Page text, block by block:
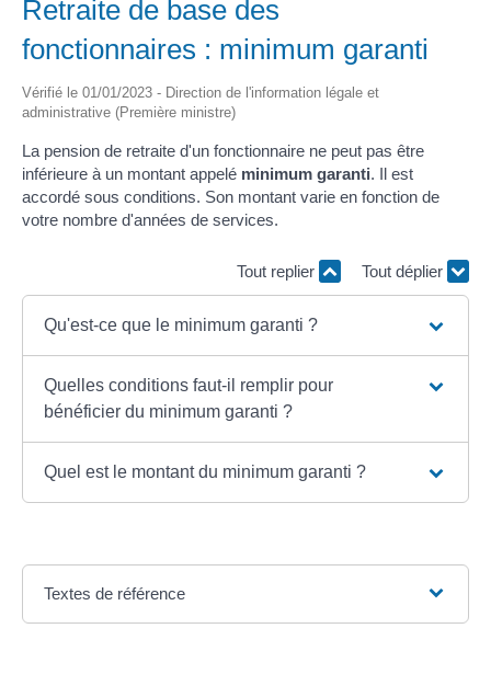
Retraite de base des
fonctionnaires : minimum garanti
Vérifié le 01/01/2023 - Direction de l'information légale et
administrative (Première ministre)
La pension de retraite d'un fonctionnaire ne peut pas être
inférieure à un montant appelé minimum garanti. Il est
accordé sous conditions. Son montant varie en fonction de
votre nombre d'années de services.
Tout replier Tout déplier
Qu'est-ce que le minimum garanti ?
Quelles conditions faut-il remplir pour
bénéficier du minimum garanti ?
Quel est le montant du minimum garanti ?
Textes de référence